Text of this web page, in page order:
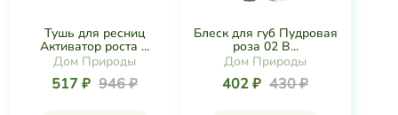
Тушь для ресниц
Активатор роста ...
Дом Природы
517 ₽ 946 ₽
Блеск для губ Пудровая
роза 02 B...
Дом Природы
402 ₽ 430 ₽